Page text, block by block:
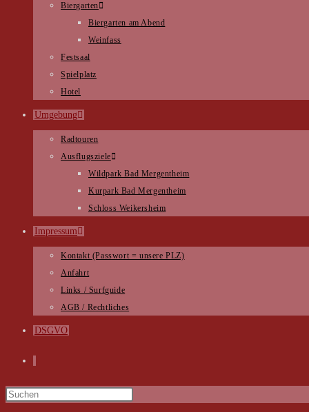
Biergarten
Biergarten am Abend
Weinfass
Festsaal
Spielplatz
Hotel
Umgebung
Radtouren
Ausflugsziele
Wildpark Bad Mergentheim
Kurpark Bad Mergentheim
Schloss Weikersheim
Impressum
Kontakt (Passwort = unsere PLZ)
Anfahrt
Links / Surfguide
AGB / Rechtliches
DSGVO